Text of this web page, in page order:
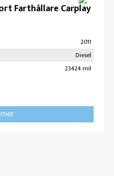
Farthållare Carplay
2011
Diesel
23424 mil